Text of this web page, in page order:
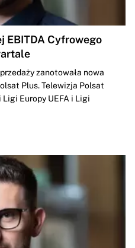
EBITDA Cyfrowego
zanotowała nowa
Plus. Telewizja Polsat
Ligi Europy UEFA i Ligi